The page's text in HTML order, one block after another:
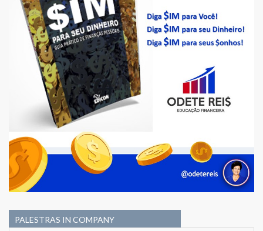
PALESTRAS IN COMPANY